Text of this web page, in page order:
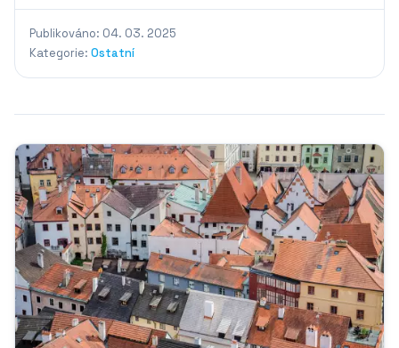
Publikováno: 04. 03. 2025
Kategorie: Ostatní